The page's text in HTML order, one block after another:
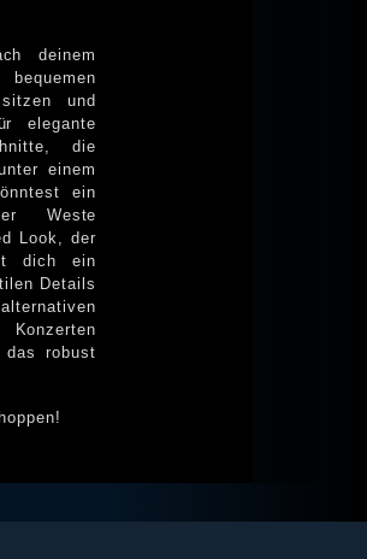
deinem
und
die
einem
ein
Look, der
dich ein
Details
, das robust